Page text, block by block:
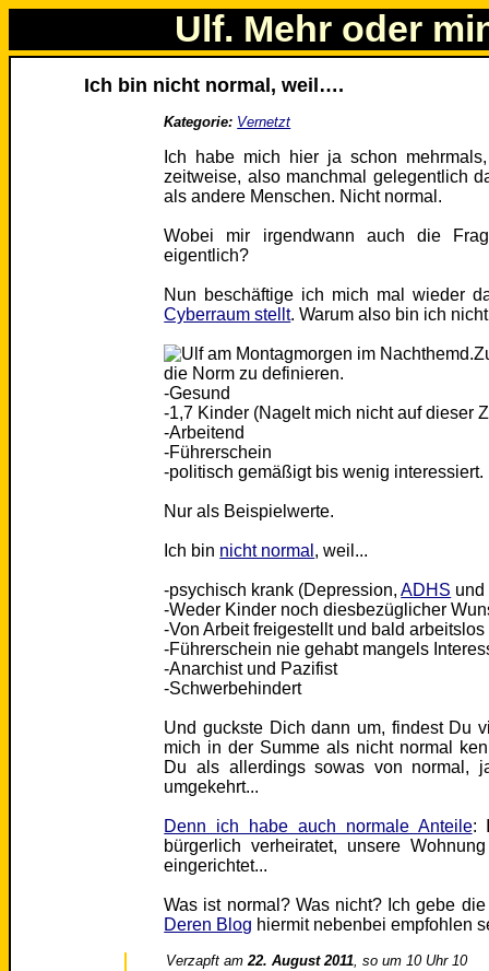
Ulf. Mehr oder
Ich bin nicht normal, weil….
Kategorie: Vernetzt
Ich habe mich hier ja schon
zeitweise, also manchmal gelegentlich
als andere Menschen. Nicht normal.
Wobei mir irgendwann auch die
eigentlich?
Nun beschäftige ich mich mal wieder
Cyberraum stellt. Warum also bin ich
die Norm zu definieren.
-Gesund
-1,7 Kinder (Nagelt mich nicht auf dieser
-Arbeitend
-Führerschein
-politisch gemäßigt bis wenig interessiert.
Nur als Beispielwerte.
Ich bin nicht normal , weil...
-psychisch krank (Depression,ADHS und
-Weder Kinder noch diesbezüglicher
-Von Arbeit freigestellt und bald
-Führerschein nie gehabt mangels
-Anarchist und Pazifist
-Schwerbehindert
Und guckste Dich dann um, findest Du
mich in der Summe als nicht normal
Du als allerdings sowas von normal,
umgekehrt...
Denn ich habe auch normale Anteile:
bürgerlich verheiratet, unsere
eingerichtet...
Was ist normal? Was nicht? Ich gebe
Deren Blog hiermit nebenbei empfohlen
Verzapft am22. August 2011, so um 10 Uhr 10